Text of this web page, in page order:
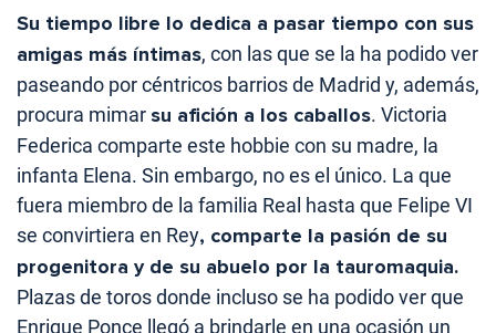
Su tiempo libre lo dedica a pasar tiempo con sus
amigas más íntimas, con las que se la ha podido ver
paseando por céntricos barrios de Madrid y, además,
procura mimar su afición a los caballos. Victoria
Federica comparte este hobbie con su madre, la
infanta Elena. Sin embargo, no es el único. La que
fuera miembro de la familia Real hasta que Felipe VI
se convirtiera en Rey, comparte la pasión de su
progenitora y de su abuelo por la tauromaquia.
Plazas de toros donde incluso se ha podido ver que
Enrique Ponce llegó a brindarle en una ocasión un